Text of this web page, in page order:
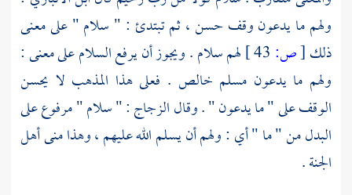
ولهم ما يدعون وقف حسن ، ثم تبتدئ : " سلام " على معنى
ذلك[ص:
لهم سلام . ويجوز أن يرفع السلام على معنى :
ولهم ما يدعون مسلم خالص . فعلى هذا المذهب لا يحسن
الوقف على " ما يدعون " . وقالالزجاج: " سلام " مرفوع على
البدل من " ما " أي : ولهم أن يسلم الله عليهم ، وهذا منى أهل
الجنة .